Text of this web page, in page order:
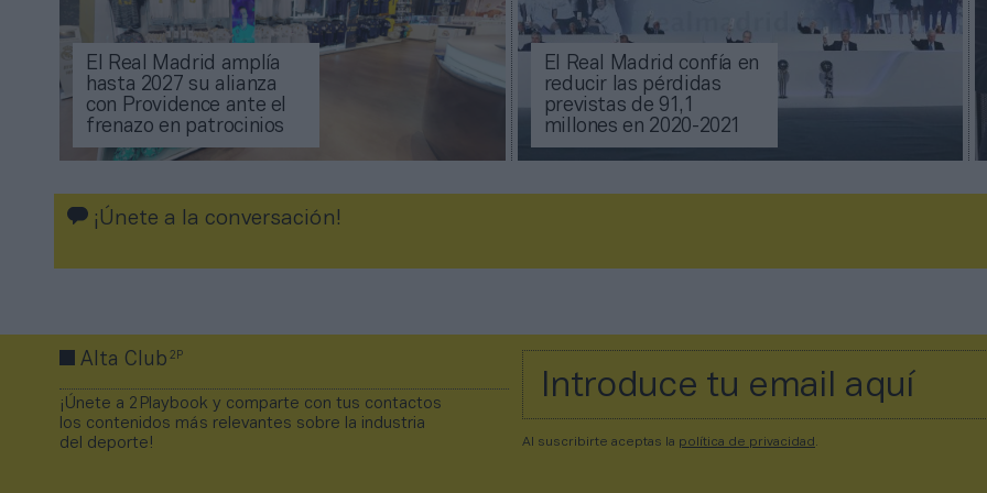
El Real Madrid amplía
hasta 2027 su alianza
con Providence ante el
frenazo en patrocinios
El Real Madrid confía en
reducir las pérdidas
previstas de 91,1
millones en 2020-2021
¡Únete a la conversación!
Alta Club2P
¡Únete a 2Playbook y comparte con tus contactos
los contenidos más relevantes sobre la industria
del deporte!
Al suscribirte aceptas la política de privacidad